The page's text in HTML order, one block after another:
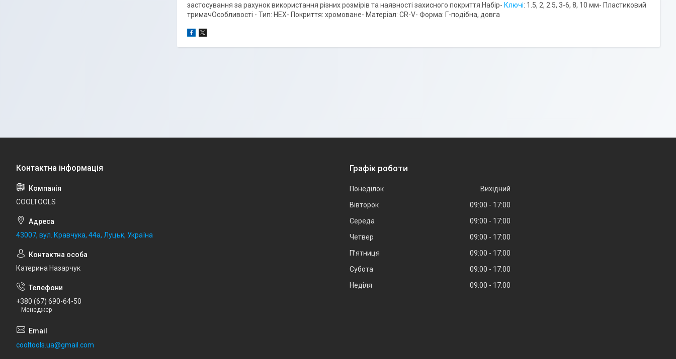
застосування за рахунок використання різних розмірів та наявності захисного покриття.Набір- Ключі: 1.5, 2, 2.5, 3-6, 8, 10 мм- Пластиковий
тримачОсобливості - Тип: HEX- Покриття: хромоване- Матеріал: CR-V- Форма: Г-подібна, довга
COOLTOOLS
43007, вул. Кравчука, 44а, Луцьк, Україна
Катерина Назарчук
+380 (67) 690-64-50
Менеджер
cooltools.ua@gmail.com
Графік роботи
Понеділок
Вихідний
Вівторок
09:00
17:00
Середа
09:00
17:00
Четвер
09:00
17:00
Пʼятниця
09:00
17:00
Субота
09:00
17:00
Неділя
09:00 17:00